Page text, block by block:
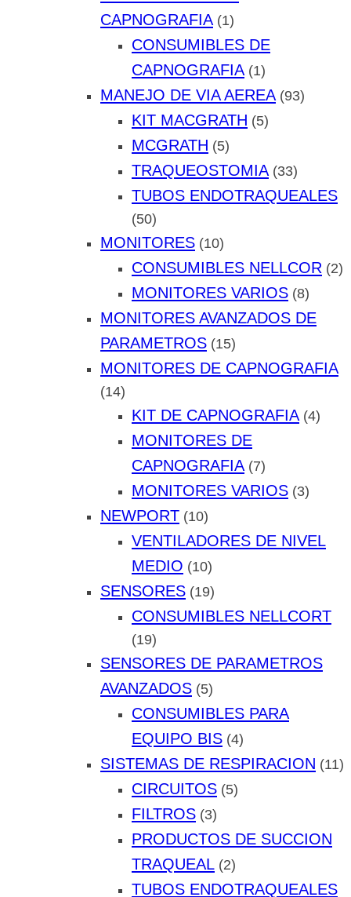
CAPNOGRAFIA (1)
CONSUMIBLES DE
CAPNOGRAFIA (1)
MANEJO DE VIA AEREA (93)
KIT MACGRATH (5)
MCGRATH (5)
TRAQUEOSTOMIA (33)
TUBOS ENDOTRAQUEALES
(50)
MONITORES (10)
CONSUMIBLES NELLCOR (2)
MONITORES VARIOS (8)
MONITORES AVANZADOS DE
PARAMETROS (15)
MONITORES DE CAPNOGRAFIA
(14)
KIT DE CAPNOGRAFIA (4)
MONITORES DE
CAPNOGRAFIA (7)
MONITORES VARIOS (3)
NEWPORT (10)
VENTILADORES DE NIVEL
MEDIO (10)
SENSORES (19)
CONSUMIBLES NELLCORT
(19)
SENSORES DE PARAMETROS
AVANZADOS (5)
CONSUMIBLES PARA
EQUIPO BIS (4)
SISTEMAS DE RESPIRACION (11)
CIRCUITOS (5)
FILTROS (3)
PRODUCTOS DE SUCCION
TRAQUEAL (2)
TUBOS ENDOTRAQUEALES